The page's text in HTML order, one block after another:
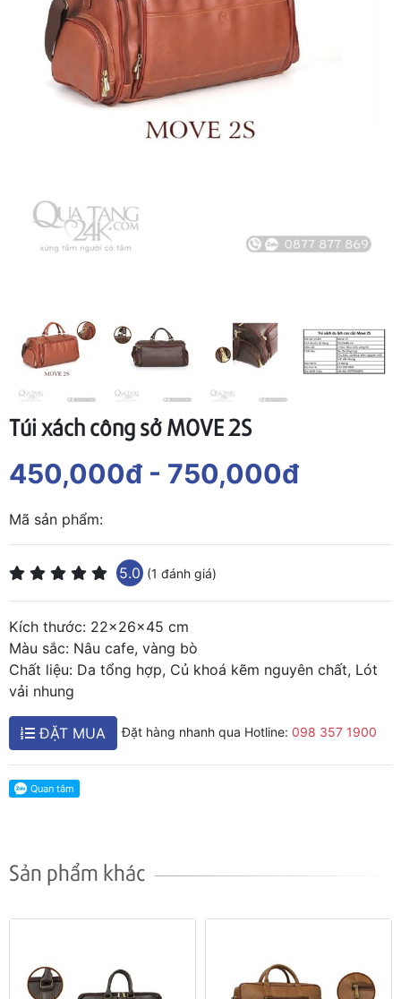
Túi xách công sở MOVE 2S
450,000đ - 750,000đ
Mã sản phẩm:
5.0 (1 đánh giá)
Kích thước: 22x26x45 cm
Màu sắc: Nâu cafe, vàng bò
Chất liệu: Da tổng hợp, Củ khoá kẽm nguyên chất, Lót
vải nhung
ĐẶT MUA Đặt hàng nhanh qua Hotline: 098 357 1900
Sản phẩm khác